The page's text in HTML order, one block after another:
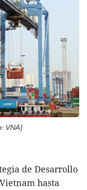
VNA)
de Desarrollo
hasta